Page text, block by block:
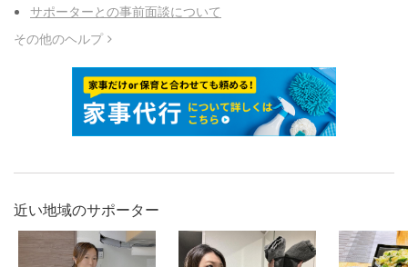
サポーターとの事前面談について
その他のヘルプ
近い地域のサポーター